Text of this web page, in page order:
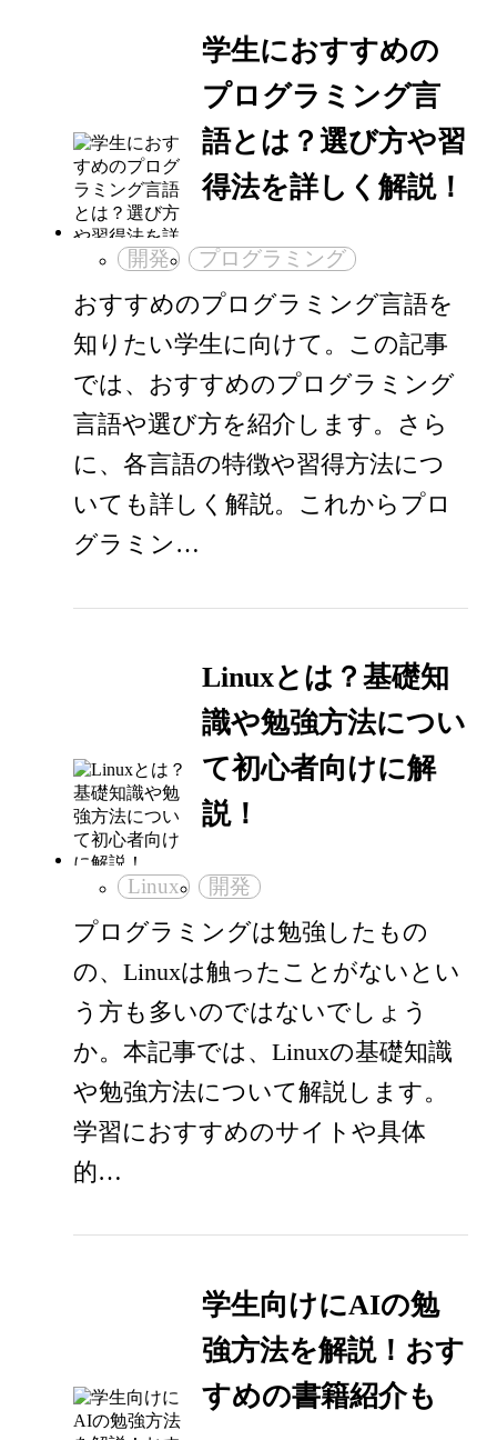
学生におすすめの
プログラミング言
語とは？選び方や習
得法を詳しく解説！
開発 プログラミング
おすすめのプログラミング言語を
知りたい学生に向けて。この記事
では、おすすめのプログラミング
言語や選び方を紹介します。さら
に、各言語の特徴や習得方法につ
いても詳しく解説。これからプロ
グラミン…
Linuxとは？基礎知
識や勉強方法につい
て初心者向けに解
説！
Linux 開発
プログラミングは勉強したもの
の、Linuxは触ったことがないとい
う方も多いのではないでしょう
か。本記事では、Linuxの基礎知識
や勉強方法について解説します。
学習におすすめのサイトや具体
的…
学生向けにAIの勉
強方法を解説！おす
すめの書籍紹介も